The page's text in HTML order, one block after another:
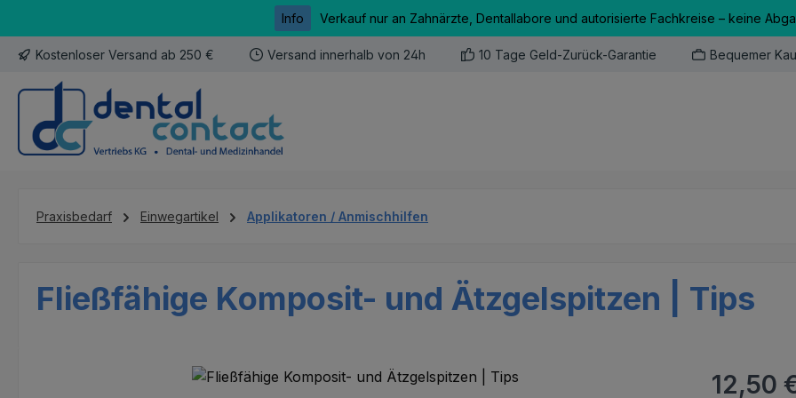
Info Verkauf nur an Zahnärzte, Dentallabore und autorisierte Fachkreise – keine
Kostenloser Versand ab 250 € Versand innerhalb von 24h 10 Tage Geld-Zurück-Garantie Bequemer
Praxisbedarf Einwegartikel Applikatoren / Anmischhilfen
Fließfähige Komposit- und Ätzgelspitzen | Tips
Bildergalerie überspringen Regulärer
12,50